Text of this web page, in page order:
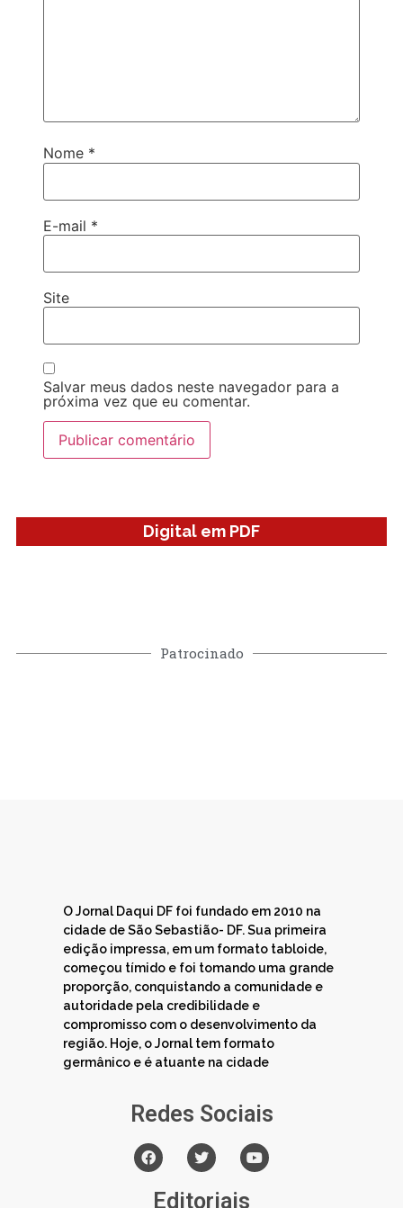
Nome *
E-mail *
Site
Salvar meus dados neste navegador para a
próxima vez que eu comentar.
Digital em PDF
Patrocinado
O Jornal Daqui DF foi fundado em 2010 na
cidade de São Sebastião- DF. Sua primeira
edição impressa, em um formato tabloide,
começou tímido e foi tomando uma grande
proporção, conquistando a comunidade e
autoridade pela credibilidade e
compromisso com o desenvolvimento da
região. Hoje, o Jornal tem formato
germânico e é atuante na cidade
Redes Sociais
Editoriais